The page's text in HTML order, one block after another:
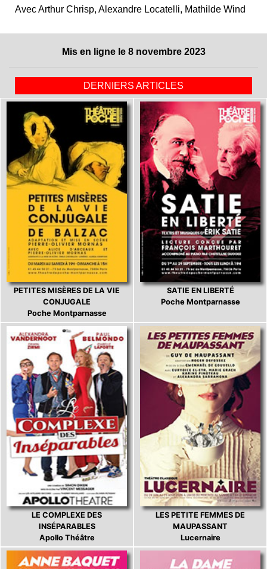
Avec Arthur Chrisp, Alexandre Locatelli, Mathilde Wind
Mis en ligne le 8 novembre 2023
DERNIERS ARTICLES
PETITES MISÈRES DE LA VIE
CONJUGALE
Poche Montparnasse
SATIE EN LIBERTÉ
Poche Montparnasse
LE COMPLEXE DES
INSÉPARABLES
Apollo Théâtre
LES PETITE FEMMES DE
MAUPASSANT
Lucernaire